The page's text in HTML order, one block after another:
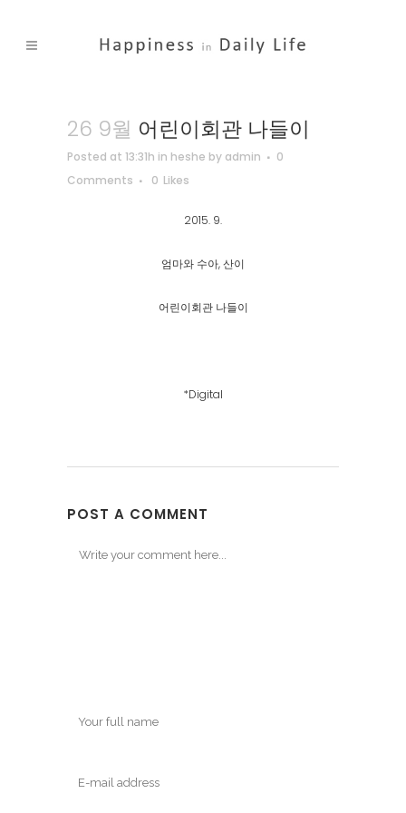
26 9월 어린이회관 나들이
Posted at 13:31h in heshe by admin
0
Comments
0 Likes
2015. 9.
엄마와 수아, 산이
어린이회관 나들이
*Digital
POST A COMMENT